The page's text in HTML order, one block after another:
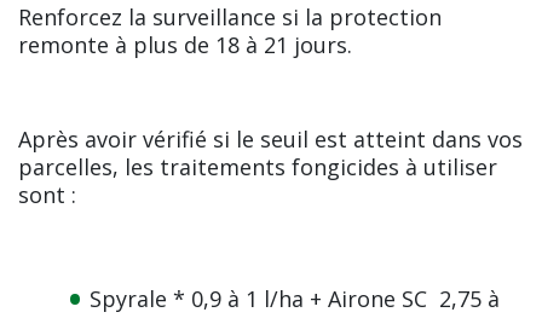
Renforcez la surveillance si la protection
remonte à plus de 18 à 21 jours.
Après avoir vérifié si le seuil est atteint dans vos
parcelles, les traitements fongicides à utiliser
sont :
Spyrale * 0,9 à 1 l/ha + Airone SC 2,75 à